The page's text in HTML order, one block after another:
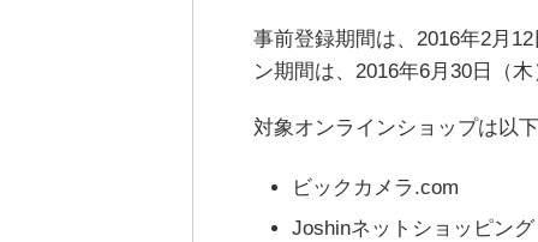
事前登録期間は、2016年2月
ン期間は、2016年6月30日（
対象オンラインショップは以
ビックカメラ.com
Joshinネットショッピング